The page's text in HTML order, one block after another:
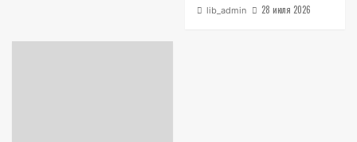
lib_admin 28 июля 2026